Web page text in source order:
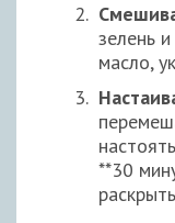
зелень
масло,
**30